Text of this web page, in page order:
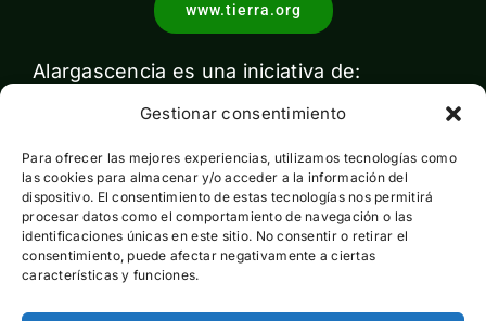
Gestionar consentimiento
Para ofrecer las mejores experiencias, utilizamos tecnologías como
las cookies para almacenar y/o acceder a la información del
dispositivo. El consentimiento de estas tecnologías nos permitirá
procesar datos como el comportamiento de navegación o las
identificaciones únicas en este sitio. No consentir o retirar el
consentimiento, puede afectar negativamente a ciertas
características y funciones.
www.tierra.org
Alargascencia es una iniciativa de:
Con el apoyo de: